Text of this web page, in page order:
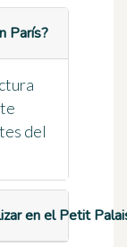
París?
del
en el Petit